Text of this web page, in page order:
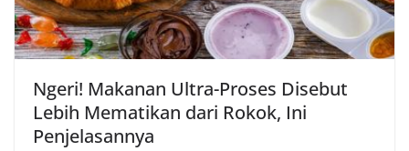
Ngeri! Makanan Ultra-Proses Disebut
Lebih Mematikan dari Rokok, Ini
Penjelasannya